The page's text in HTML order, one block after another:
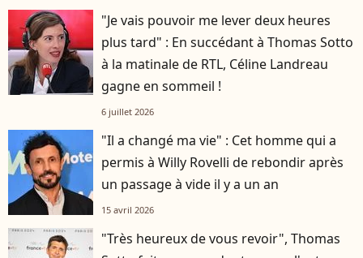
"Je vais pouvoir me lever deux heures
plus tard" : En succédant à Thomas Sotto
à la matinale de RTL, Céline Landreau
gagne en sommeil !
6 juillet 2026
"Il a changé ma vie" : Cet homme qui a
permis à Willy Rovelli de rebondir après
un passage à vide il y a un an
15 avril 2026
"Très heureux de vous revoir", Thomas